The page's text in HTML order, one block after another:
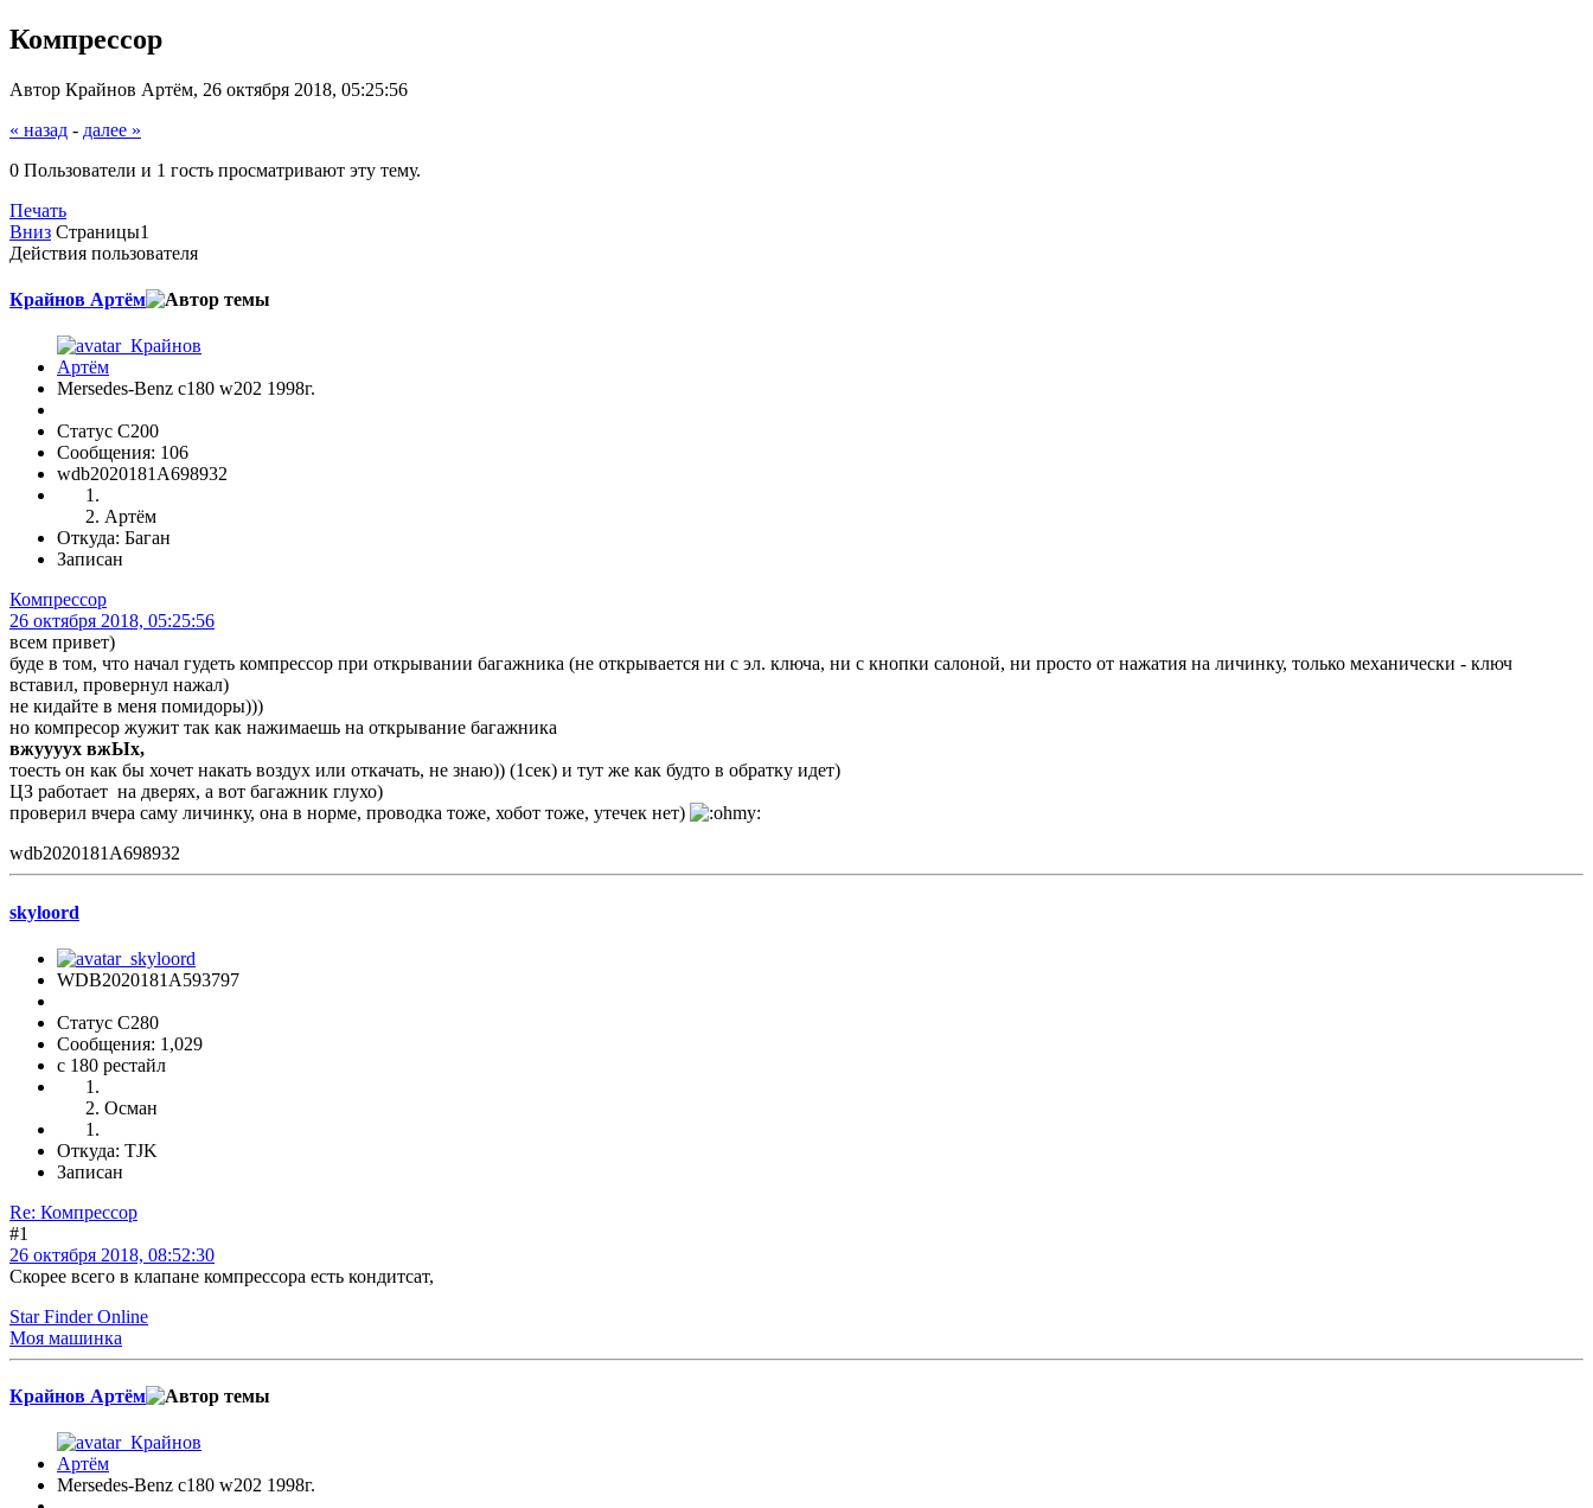
Компрессор
Автор Крайнов Артём, 26 октября 2018, 05:25:56
« назад - далее »
0 Пользователи и 1 гость просматривают эту тему.
Печать
Вниз Страницы1
Действия пользователя
Крайнов Артём
Mersedes-Benz c180 w202 1998г.
Статус C200
Сообщения: 106
wdb2020181A698932
Артём
Откуда: Баган
Записан
Компрессор
26 октября 2018, 05:25:56
всем привет)
буде в том, что начал гудеть компрессор при открывании багажника (не открывается ни с эл. ключа, ни с кнопки салоной, ни просто от нажатия на личинку, только механически - ключ
вставил, провернул нажал)
не кидайте в меня помидоры)))
но компресор жужит так как нажимаешь на открывание багажника
вжуууух вжЫх,
тоесть он как бы хочет накать воздух или откачать, не знаю)) (1сек) и тут же как будто в обратку идет)
ЦЗ работает на дверях, а вот багажник глухо)
проверил вчера саму личинку, она в норме, проводка тоже, хобот тоже, утечек нет)
wdb2020181A698932
skyloord
WDB2020181A593797
Статус C280
Сообщения: 1,029
c 180 рестайл
Осман
Откуда: TJK
Записан
Re: Компрессор
#1
26 октября 2018, 08:52:30
Скорее всего в клапане компрессора есть кондитсат,
Star Finder Online
Моя машинка
Крайнов Артём
Mersedes-Benz c180 w202 1998г.